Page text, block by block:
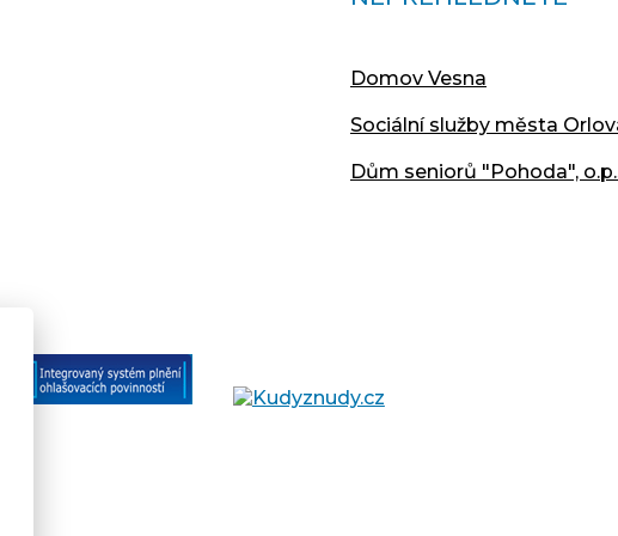
Domov Vesna
Sociální služby města
Dům seniorů "Pohoda",